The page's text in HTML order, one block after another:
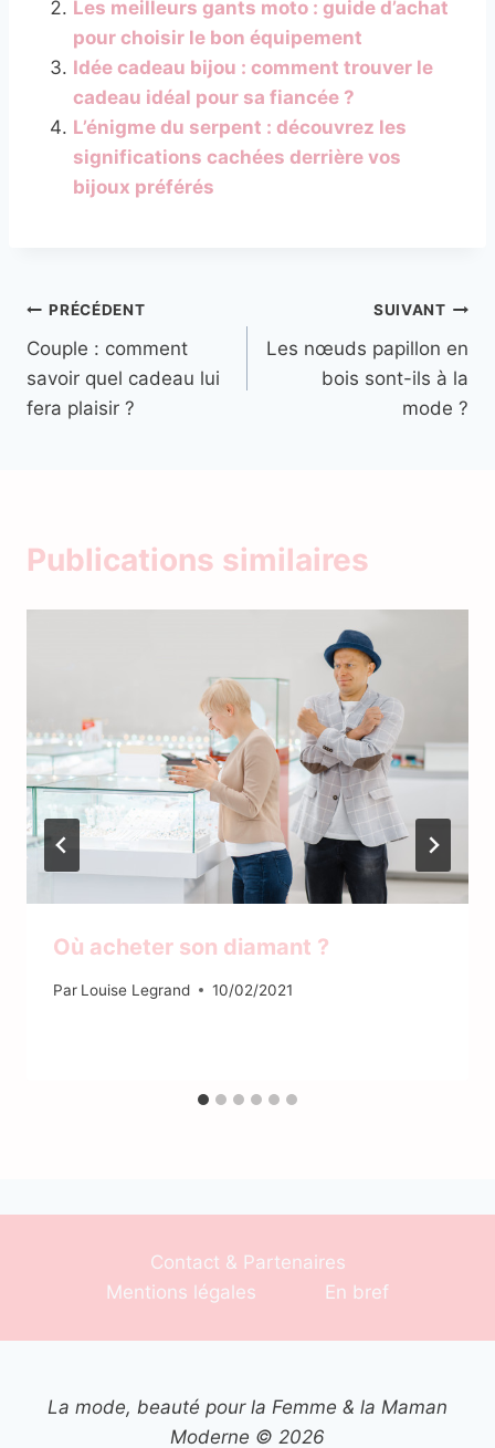
Les meilleurs gants moto : guide d’achat
pour choisir le bon équipement
Idée cadeau bijou : comment trouver le
cadeau idéal pour sa fiancée ?
L’énigme du serpent : découvrez les
significations cachées derrière vos
bijoux préférés
Navigation
de
l’article
PRÉCÉDENT
Couple : comment
savoir quel cadeau lui
fera plaisir ?
SUIVANT
Les nœuds papillon en
bois sont-ils à la
mode ?
Publications similaires
Où acheter son diamant ?
Par Louise Legrand 10/02/2021
Contact & Partenaires
Mentions légales
En bref
La mode, beauté pour la Femme & la Maman
Moderne © 2026